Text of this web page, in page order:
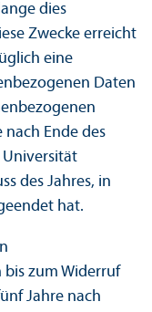
dies
Zwecke erreicht
eine
Daten
Ende des
Universität
des Jahres, in
hat.
zum Widerruf
Jahre nach